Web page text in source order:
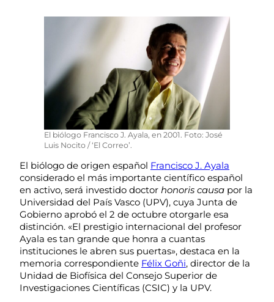
El biólogo Francisco J. Ayala, en 2001. Foto: José
Luis Nocito / ‘El Correo’.
El biólogo de origen español Francisco J. Ayala
considerado el más importante científico español
en activo, será investido doctor honoris causa por la
Universidad del País Vasco (UPV), cuya Junta de
Gobierno aprobó el 2 de octubre otorgarle esa
distinción. «El prestigio internacional del profesor
Ayala es tan grande que honra a cuantas
instituciones le abren sus puertas», destaca en la
memoria correspondiente Félix Goñi, director de la
Unidad de Biofísica del Consejo Superior de
Investigaciones Científicas (CSIC) y la UPV.